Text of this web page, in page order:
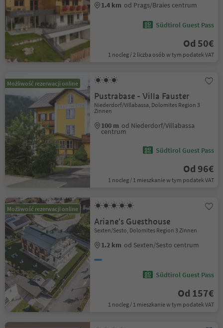
1.4 km od Prags/Braies centrum
Südtirol Guest Pass
Od 50€
1 nocleg / 2 liczba osób w tym podatek VAT
Możliwość rezerwacji online
Pustrabase - Villa Fauster
Niederdorf/Villabassa, Dolomites Region 3
Zinnen
100 m od Niederdorf/Villabassa
centrum
Südtirol Guest Pass
Od 96€
1 nocleg / 1 mieszkanie w tym podatek VAT
Możliwość rezerwacji online
Ariane's Guesthouse
Sexten/Sesto, Dolomites Region 3 Zinnen
1.2 km od Sexten/Sesto centrum
Südtirol Guest Pass
Od 157€
1 nocleg / 1 mieszkanie w tym podatek VAT